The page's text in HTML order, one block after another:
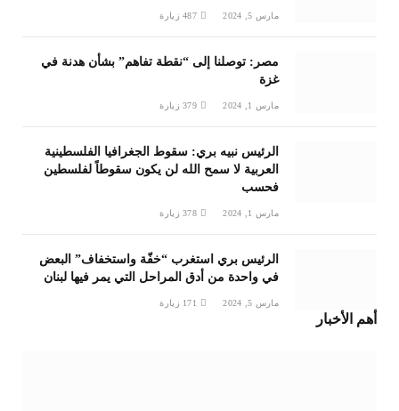
مارس 5, 2024 487 زيارة
مصر: توصلنا إلى “نقطة تفاهم” بشأن هدنة في
غزة
مارس 1, 2024 379 زيارة
الرئيس نبيه بري: سقوط الجغرافيا الفلسطينية
العربية لا سمح الله لن يكون سقوطاً لفلسطين
فحسب
مارس 1, 2024 378 زيارة
الرئيس بري استغرب “خفّة واستخفاف” البعض
في واحدة من أدق المراحل التي يمر فيها لبنان
مارس 5, 2024 171 زيارة
أهم الأخبار